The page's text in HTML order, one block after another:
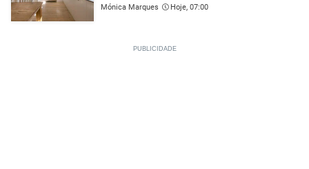
Mónica Marques Hoje, 07:00